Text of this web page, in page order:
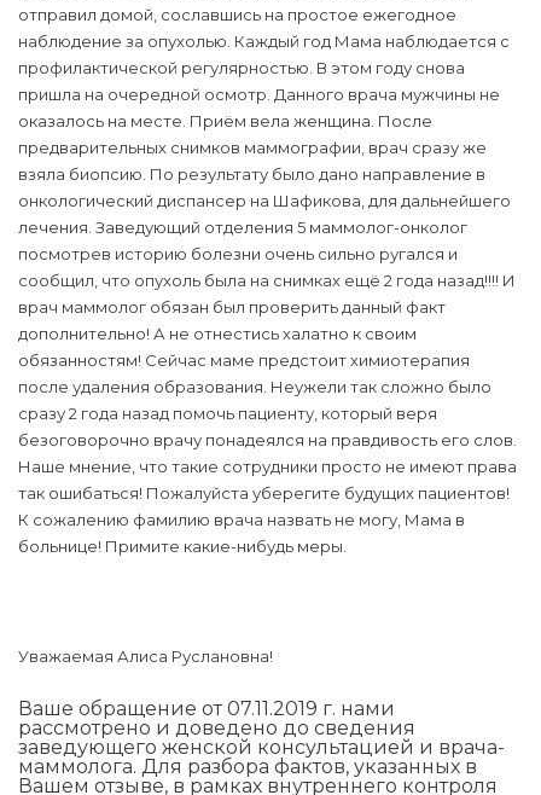
отправил домой, сославшись на простое ежегодное
наблюдение за опухолью. Каждый год Мама наблюдается с
профилактической регулярностью. В этом году снова
пришла на очередной осмотр. Данного врача мужчины не
оказалось на месте. Приём вела женщина. После
предварительных снимков маммографии, врач сразу же
взяла биопсию. По результату было дано направление в
онкологический диспансер на Шафикова, для дальнейшего
лечения. Заведующий отделения 5 маммолог-онколог
посмотрев историю болезни очень сильно ругался и
сообщил, что опухоль была на снимках ещё 2 года назад!!!! И
врач маммолог обязан был проверить данный факт
дополнительно! А не отнестись халатно к своим
обязанностям! Сейчас маме предстоит химиотерапия
после удаления образования. Неужели так сложно было
сразу 2 года назад помочь пациенту, который веря
безоговорочно врачу понадеялся на правдивость его слов.
Наше мнение, что такие сотрудники просто не имеют права
так ошибаться! Пожалуйста уберегите будущих пациентов!
К сожалению фамилию врача назвать не могу, Мама в
больнице! Примите какие-нибудь меры.
Уважаемая Алиса Руслановна!
Ваше обращение от 07.11.2019 г. нами
рассмотрено и доведено до сведения
заведующего женской консультацией и врача-
маммолога. Для разбора фактов, указанных в
Вашем отзыве, в рамках внутреннего контроля